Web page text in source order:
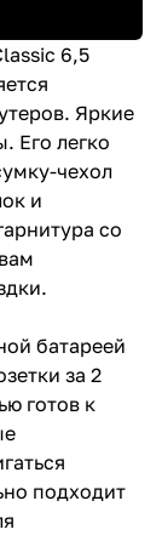
6,5
Яркие
Его легко
чехол
и
со
батареей
за 2
готов к
подходит